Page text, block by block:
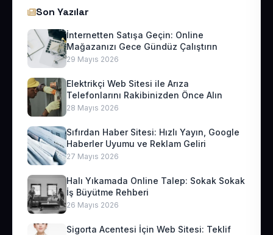
Son Yazılar
İnternetten Satışa Geçin: Online
Mağazanızı Gece Gündüz Çalıştırın
29 Mayıs 2026
Elektrikçi Web Sitesi ile Arıza
Telefonlarını Rakibinizden Önce Alın
28 Mayıs 2026
Sıfırdan Haber Sitesi: Hızlı Yayın, Google
Haberler Uyumu ve Reklam Geliri
27 Mayıs 2026
Halı Yıkamada Online Talep: Sokak Sokak
İş Büyütme Rehberi
26 Mayıs 2026
Sigorta Acentesi İçin Web Sitesi: Teklif